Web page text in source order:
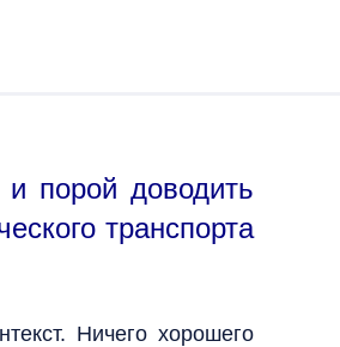
порой доводить
транспорта
Ничего хорошего